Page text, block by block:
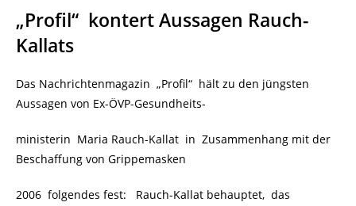
„Profil“ kontert Aussagen Rauch-
Kallats
Das Nachrichtenmagazin „Profil“ hält zu den jüngsten
Aussagen von Ex-ÖVP-Gesundheits-
ministerin Maria Rauch-Kallat in Zusammenhang mit der
Beschaffung von Grippemasken
2006 folgendes fest: Rauch-Kallat behauptet, das